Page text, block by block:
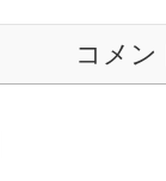
コメン